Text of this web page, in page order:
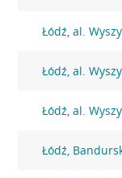
Łódź, al.
Łódź, al.
Łódź, al.
Łódź,